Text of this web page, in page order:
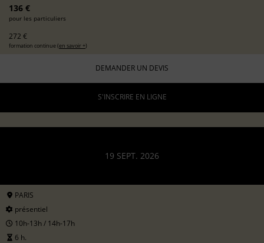
136 €
pour les particuliers
272 €
formation continue (en savoir +)
DEMANDER UN DEVIS
S'INSCRIRE EN LIGNE
19 SEPT. 2026
PARIS
présentiel
10h-13h / 14h-17h
6 h.